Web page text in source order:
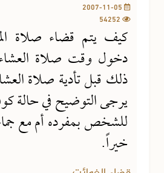
كيف يتم قضاء صلاة
دخول وقت صلاة
ذلك قبل تأدية صلاة
يرجى التوضيح في حالة
للشخص بمفرده أم مع
خيراً.